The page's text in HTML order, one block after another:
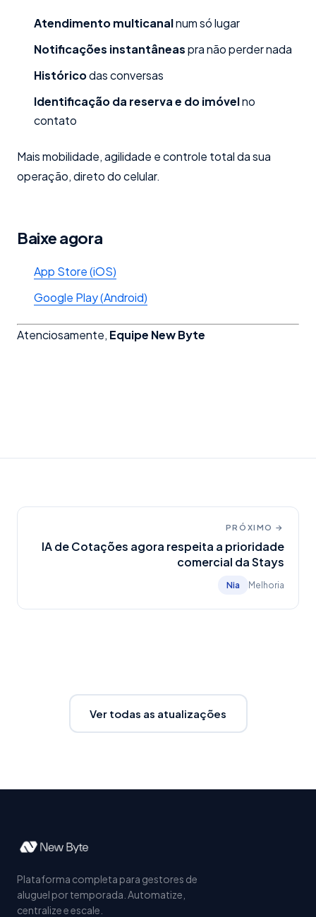
Atendimento multicanalnum só lugar
Notificações instantâneaspra não perder nada
Históricodas conversas
Identificação da reserva e do imóvelno
contato
Mais mobilidade, agilidade e controle total da sua
operação, direto do celular.
Baixe agora
App Store (iOS)
Google Play (Android)
Atenciosamente, Equipe New Byte
PRÓXIMO →
IA de Cotações agora respeita a prioridade
comercial da Stays
Nia Melhoria
Ver todas as atualizações
Plataforma completa para gestores de
aluguel por temporada. Automatize,
centralize e escale.